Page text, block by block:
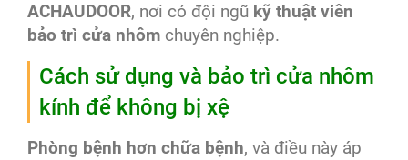
ACHAUDOOR, nơi có đội ngũ kỹ thuật viên
bảo trì cửa nhôm chuyên nghiệp.
Cách sử dụng và bảo trì cửa nhôm
kính để không bị xệ
Phòng bệnh hơn chữa bệnh, và điều này áp